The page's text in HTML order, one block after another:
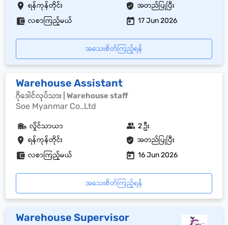
ရန်ကုန်တိုင်း အတည်ပြုပြီး
လစာကြည့်မယ် 17 Jun 2026
အသေးစိတ်ကြည့်ရန်
Warehouse Assistant
ဂိုဒေါင်လုပ်သား | Warehouse staff
Soe Myanmar Co.,Ltd
ရန်ကုန်တိုင်း အတည်ပြုပြီး
လှိုင်သာယာ 2 ဦး
လစာကြည့်မယ် 16 Jun 2026
အသေးစိတ်ကြည့်ရန်
Warehouse Supervisor